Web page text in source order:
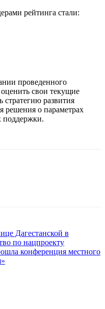
рейтинга стали:
проведенного
свои текущие
развития
решения о параметрах
поддержки.
Дагестанской в
по нацпроекту
конференция местного